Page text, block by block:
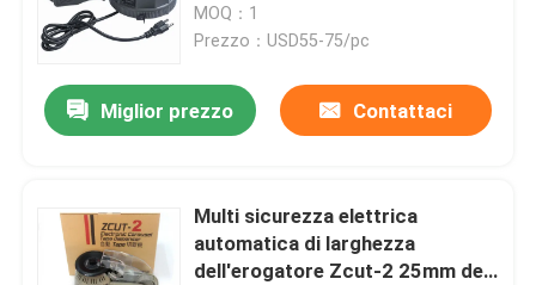
nastro 220V
MOQ：1
Prezzo：USD55-75/pc
Miglior prezzo Contattaci
Multi sicurezza elettrica
automatica di larghezza
dell'erogatore Zcut-2 25mm del